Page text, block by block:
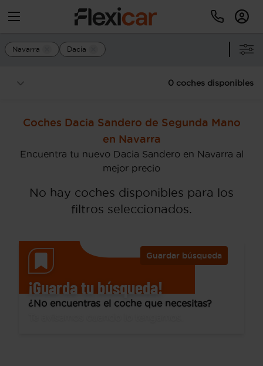
Navarra Dacia
0 coches disponibles
Coches Dacia Sandero de Segunda Mano
en Navarra
Encuentra tu nuevo Dacia Sandero en Navarra al
mejor precio
No hay coches disponibles para los
filtros seleccionados.
Guardar búsqueda
¡Guarda tu búsqueda!
¿No encuentras el coche que necesitas?